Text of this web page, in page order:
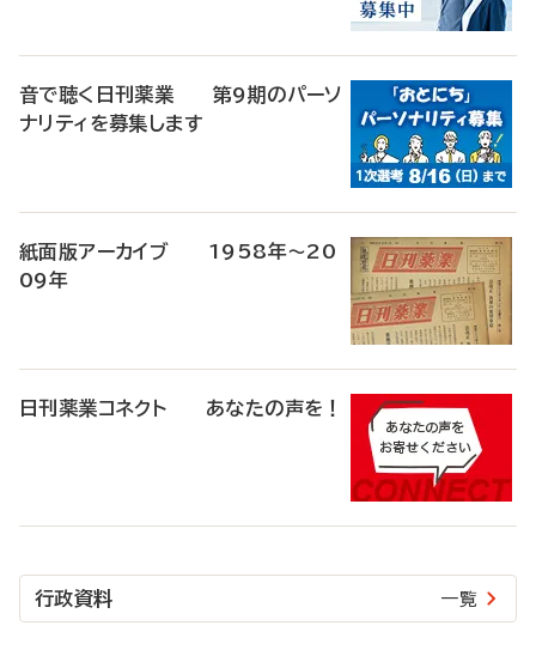
音で聴く日刊薬業 第9期のパーソ
ナリティを募集します
紙面版アーカイブ 1958年～20
09年
日刊薬業コネクト あなたの声を！
行政資料 一覧